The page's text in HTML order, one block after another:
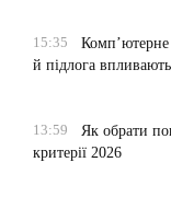
15:35
Комп’ютерне
й підлога
13:59
Як обрати
критерії 2026